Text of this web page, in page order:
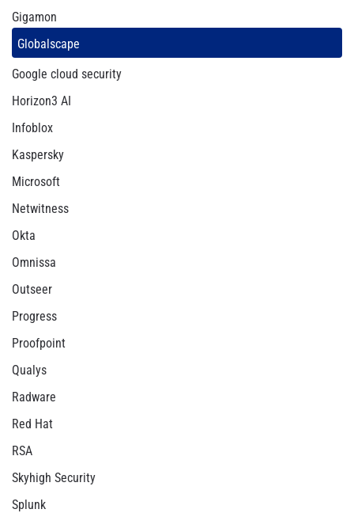
Gigamon
Globalscape
Google cloud security
Horizon3 AI
Infoblox
Kaspersky
Microsoft
Netwitness
Okta
Omnissa
Outseer
Progress
Proofpoint
Qualys
Radware
Red Hat
RSA
Skyhigh Security
Splunk